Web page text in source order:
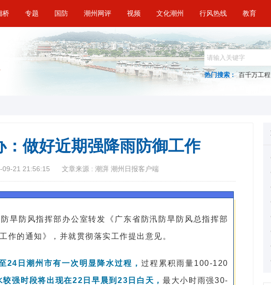
桥 专题 国防 潮州网评 视频 文化潮州 行风热线 教育
热门搜索 : 百千万工程
：做好近期强降雨防御工作
09-21 21:56:15 文章来源 : 潮湃 潮州日报客户端
旱防风指挥部办公室转发《广东省防汛防旱防风总指挥部
作的通知》，并就贯彻落实工作提出意见。
24日潮州市有一次明显降水过程，过程累积雨量100-120
较强时段将出现在22日早晨到23日白天， 最大小时雨强30-